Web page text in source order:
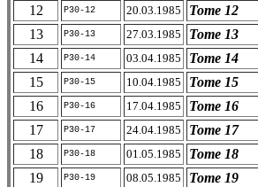
12
P30-12 20.03.1985
Tome 12
13
P30-13 27.03.1985
Tome 13
14
P30-14 03.04.1985
Tome 14
15
P30-15 10.04.1985
Tome 15
16
P30-16 17.04.1985
Tome 16
17
P30-17 24.04.1985
Tome 17
18
P30-18 01.05.1985
Tome 18
19
P30-19 08.05.1985
Tome 19